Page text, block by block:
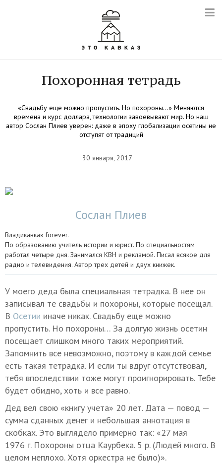
Похоронная тетрадь
«Свадьбу еще можно пропустить. Но похороны…» Меняются
времена и курс доллара, технологии завоевывают мир. Но наш
автор Сослан Плиев уверен: даже в эпоху глобализации осетины не
отступят от традиций
30 января, 2017
Сослан Плиев
Владикавказ forever.
По образованию учитель истории и юрист. По специальностям
работал четыре дня. Занимался КВН и рекламой. Писал всякое для
радио и телевидения. Автор трех детей и двух книжек.
У моего деда была специальная тетрадка. В нее он
записывал те свадьбы и похороны, которые посещал.
В Осетии иначе никак. Свадьбу еще можно
пропустить. Но похороны… За долгую жизнь осетин
посещает слишком много таких мероприятий.
Запомнить все невозможно, поэтому в каждой семье
есть такая тетрадка. И если ты вдруг отсутствовал,
тебя впоследствии тоже могут проигнорировать. Тебе
будет обидно, хоть и все равно.
Дед вел свою «книгу учета» 20 лет. Дата — повод —
сумма сданных денег и небольшая аннотация в
скобках. Это выглядело примерно так: «27 мая
1976 г. Похороны отца Каурбека. 5 р. (Людей много. В
целом неплохо. Хотя оркестра не было)».